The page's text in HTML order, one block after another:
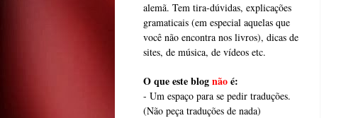
alemã. Tem tira-dúvidas, explicações
gramaticais (em especial aquelas que
você não encontra nos livros), dicas de
sites, de música, de vídeos etc.
O que este blognãoé:
- Um espaço para se pedir traduções.
(Não peça traduções de nada)